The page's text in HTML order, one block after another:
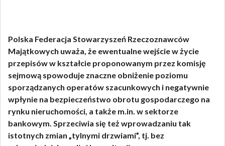
Polska Federacja Stowarzyszeń Rzeczoznawców
Majątkowych uważa, że ewentualne wejście w życie
przepisów w kształcie proponowanym przez komisję
sejmową spowoduje znaczne obniżenie poziomu
sporządzanych operatów szacunkowych i negatywnie
wpłynie na bezpieczeństwo obrotu gospodarczego na
rynku nieruchomości, a także m.in. w sektorze
bankowym. Sprzeciwia się też wprowadzaniu tak
istotnych zmian „tylnymi drzwiami”, tj. bez